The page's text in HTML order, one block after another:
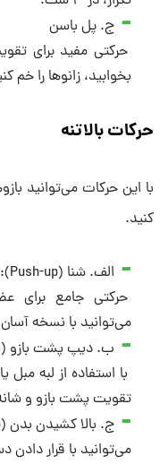
ج. پل باسن
حرکتی مفید برای
بخوابید، زانوها را خم
حرکات بالاتنه
با این حرکات می‌توانید
کنید.
الف. شنا (Push-up):
حرکتی جامع برای
می‌توانید با نسخه
ب. دیپ پشت بازو (Tricep Dips):
با استفاده از لبه
تقویت پشت بازو و
ج. بالا کشیدن بدن (Pull-up) با در دسترس نبودن میله:
می‌توانید با قرار